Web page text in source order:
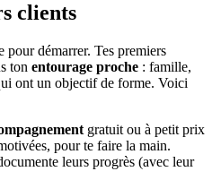
clients
pour démarrer. Tes premiers
ton entourage proche : famille,
ont un objectif de forme. Voici
gratuit ou à petit prix
pour te faire la main.
leurs progrès (avec leur